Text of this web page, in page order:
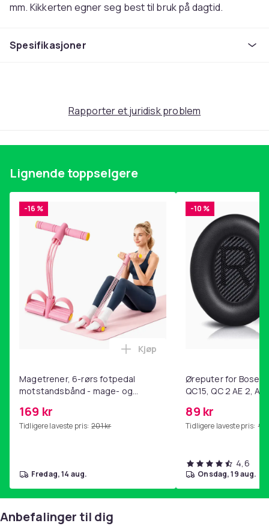
mm. Kikkerten egner seg best til bruk på dagtid.
- 8 ganger forstørrelse
Pupilldiameter: 2.7 mm
Pupillavstand: 29-69 mm
Øyeavstand: 10.5 mm
Forstørrelse: 8x
Synsfelt: 128 m
Linsefarge: Rød
Pakken Inneholder:
1x Kikkert
1x Rengjøringsklut
1x Beskyttelsesveske
1x Brukerhåndbok (Engelsk)
Vekt
141
Vekt, gram
141
dd93f907-1659-4d80-aaaf-0ce5c58e776f
Produktsikkerhetsinformasjon
Spesifikasjoner
Rapporter et juridisk problem
Lignende toppselgere
-16 %
Magetrener, 6-rørs fotpedal
motstandsbånd - mage- og
hjemmegymnastikk Pink
169 kr
Tidligere laveste pris: 201 kr
Legg Magetrener, 6-rørs
Kjøp
fredag, 14 aug.
-10 %
Øreputer for Bose
QC15, QC 2 AE 2, AE
89 kr
Tidligere laveste pris: 99
4,6
onsdag, 19 aug.
Anbefalinger til dig